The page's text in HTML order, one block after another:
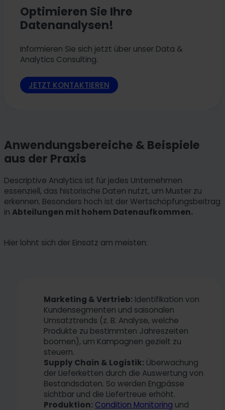
Optimieren Sie Ihre
Datenanalysen!
Informieren Sie sich jetzt über unser Data &
Analytics Consulting.
JETZT KONTAKTIEREN
Anwendungsbereiche & Beispiele
aus der Praxis
Descriptive Analytics ist für jedes Unternehmen
essenziell, das historische Daten nutzt, um Muster zu
erkennen. Besonders hoch ist der Wertschöpfungsbeitrag
in Abteilungen mit hohem Datenaufkommen.
Hier lohnt sich der Einsatz am meisten:
Marketing & Vertrieb: Identifikation von
Kundensegmenten und saisonalen
Umsatztrends (z. B. Analyse, welche
Produkte zu bestimmten Jahreszeiten
boomen), um Kampagnen gezielt zu
steuern.
Supply Chain & Logistik: Überwachung
der Lieferketten durch die Auswertung von
Bestandsdaten. So werden Engpässe
sichtbar und die Liefertreue erhöht.
Produktion: Condition Monitoring und